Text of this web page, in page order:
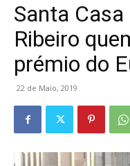
Santa
Ribeiro
prémio do
22 de Maio, 2019